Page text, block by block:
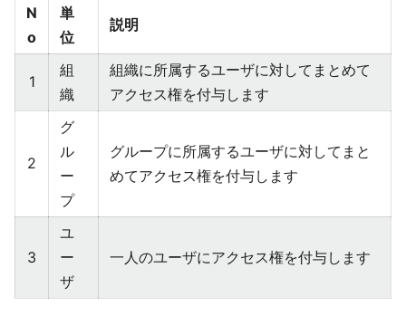
N
o
単
位
説明
1
組
織
組織に所属するユーザに対してまとめて
アクセス権を付与します
2
グ
ル
ー
プ
グループに所属するユーザに対してまと
めてアクセス権を付与します
3
ユ
ー
ザ
一人のユーザにアクセス権を付与します